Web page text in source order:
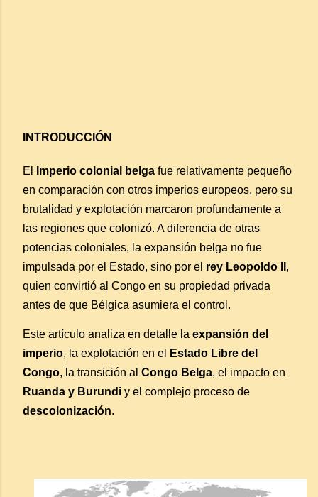
INTRODUCCIÓN
El Imperio colonial belga fue relativamente pequeño
en comparación con otros imperios europeos, pero su
brutalidad y explotación marcaron profundamente a
las regiones que colonizó. A diferencia de otras
potencias coloniales, la expansión belga no fue
impulsada por el Estado, sino por el rey Leopoldo II ,
quien convirtió al Congo en su propiedad privada
antes de que Bélgica asumiera el control.
Este artículo analiza en detalle la expansión del
imperio, la explotación en el
Estado Libre del
Congo, la transición al Congo Belga, el impacto en
Ruanda y Burundi y el complejo proceso de
descolonización.